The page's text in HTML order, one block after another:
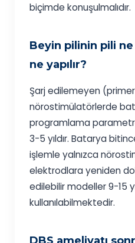
biçimde konuşulmalıdır.
Beyin pilinin pili
ne yapılır?
Şarj edilemeyen
nörostimülatörlerde
programlama
3-5 yıldır. Batarya
işlemle yalnızca
elektrodlara yeniden
edilebilir modeller 9-15
kullanılabilmektedir.
DBS ameliyatı